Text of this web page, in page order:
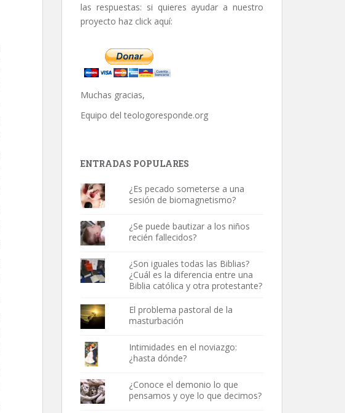
las respuestas: si quieres ayudar a nuestro
proyecto haz click aquí:
Muchas gracias,
Equipo del teologoresponde.org
ENTRADAS POPULARES
¿Es pecado someterse a una
sesión de biomagnetismo?
¿Se puede bautizar a los niños
recién fallecidos?
¿Son iguales todas las Biblias?
¿Cuál es la diferencia entre una
Biblia católica y otra protestante?
El problema pastoral de la
masturbación
Intimidades en el noviazgo:
¿hasta dónde?
¿Conoce el demonio lo que
pensamos y oye lo que decimos?